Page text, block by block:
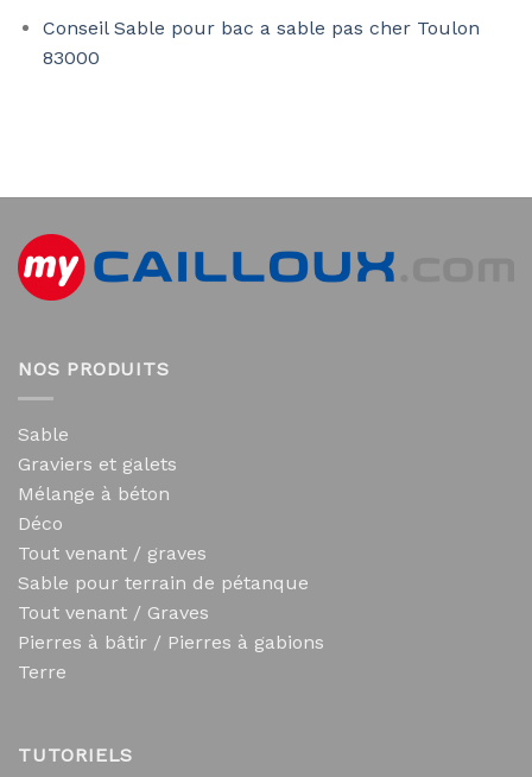
Conseil Sable pour bac a sable pas cher Toulon
83000
NOS PRODUITS
Sable
Graviers et galets
Mélange à béton
Déco
Tout venant / graves
Sable pour terrain de pétanque
Tout venant / Graves
Pierres à bâtir / Pierres à gabions
Terre
TUTORIELS